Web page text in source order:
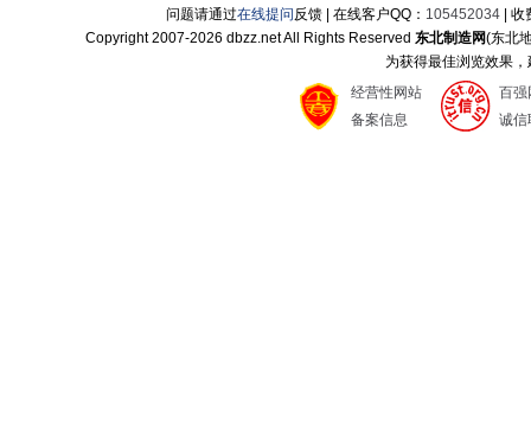
问题请通过在线提问反馈 | 在线客户QQ： 105452034 |
Copyright 2007-2026 dbzz.net All Rights Reserved东北制造网(东北
为获得最佳浏览效果
经营性网站
备案信息
百强
诚信